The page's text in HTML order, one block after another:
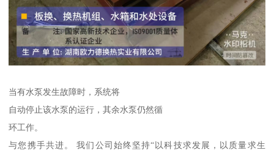
当有水泵发生故障时，系统将
自动停止该水泵的运行，其余水泵仍然循
环工作。
与您携手共进。 我们公司始终坚持“以科技求发展，以质量求生